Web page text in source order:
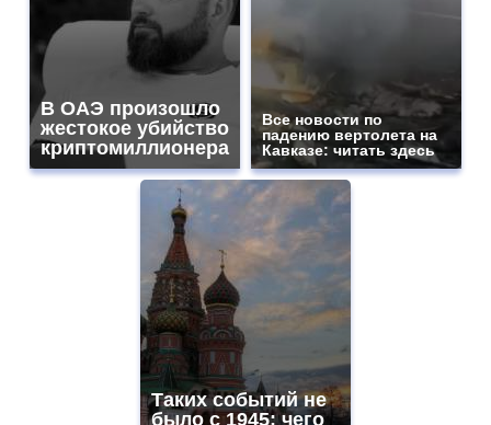
В ОАЭ произошло
жестокое убийство
криптомиллионера
Все новости по
падению вертолета на
Кавказе: читать здесь
Таких событий не
было с 1945: чего